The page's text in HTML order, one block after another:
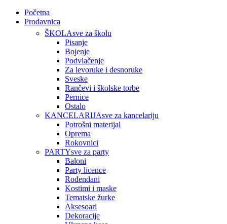
Početna
Prodavnica
ŠKOLAsve za školu
Pisanje
Bojenje
Podvlačenje
Za levoruke i desnoruke
Sveske
Rančevi i školske torbe
Pernice
Ostalo
KANCELARIJAsve za kancelariju
Potrošni materijal
Oprema
Rokovnici
PARTYsve za party
Baloni
Party licence
Rođendani
Kostimi i maske
Tematske žurke
Aksesoari
Dekoracije